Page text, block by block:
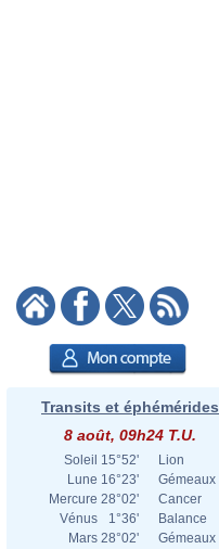
Transits et éphémérides
8 août, 09h24 T.U.
Soleil 15°52'
Lion
Lune 16°23'
Gémeaux
Mercure 28°02'
Cancer
Vénus
1°36'
Balance
Mars 28°02'
Gémeaux